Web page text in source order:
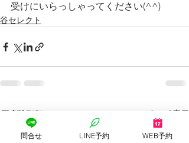
受けにいらっしゃってください(^^)
谷セレクト
最新記事 すべて表示
問合せ LINE予約 WEB予約